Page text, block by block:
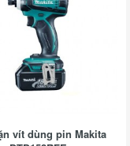
vít dùng pin Makita